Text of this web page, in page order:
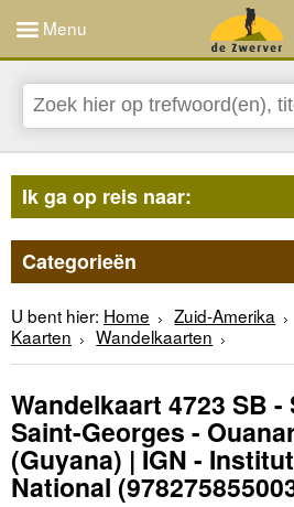
Menu
Ik ga op reis naar:
Categorieën
U bent hier: Home Zuid-Amerika
Kaarten
Wandelkaarten
Wandelkaart 4723 SB -
Saint-Georges -
(Guyana) | IGN -
National